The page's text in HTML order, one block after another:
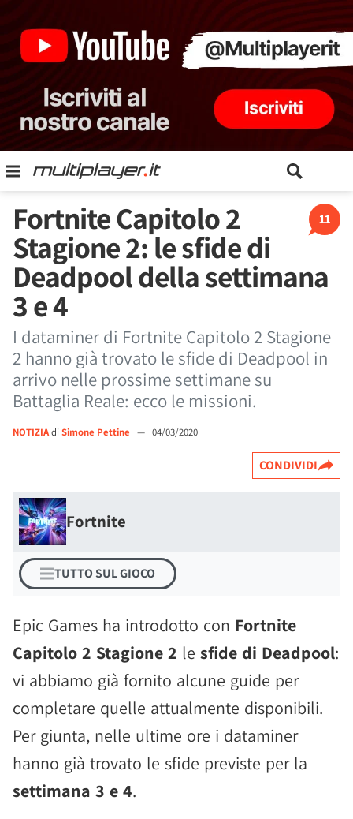
11
Fortnite Capitolo 2
Stagione 2: le sfide di
Deadpool della settimana
3 e 4
I dataminer di Fortnite Capitolo 2 Stagione
2 hanno già trovato le sfide di Deadpool in
arrivo nelle prossime settimane su
Battaglia Reale: ecco le missioni.
NOTIZIAdi Simone Pettine — 04/03/2020
CONDIVIDI
Fortnite
TUTTO SUL GIOCO
Epic Games ha introdotto con Fortnite
Capitolo 2 Stagione 2 le sfide di Deadpool:
vi abbiamo già fornito alcune guide per
completare quelle attualmente disponibili.
Per giunta, nelle ultime ore i dataminer
hanno già trovato le sfide previste per la
settimana 3 e 4.